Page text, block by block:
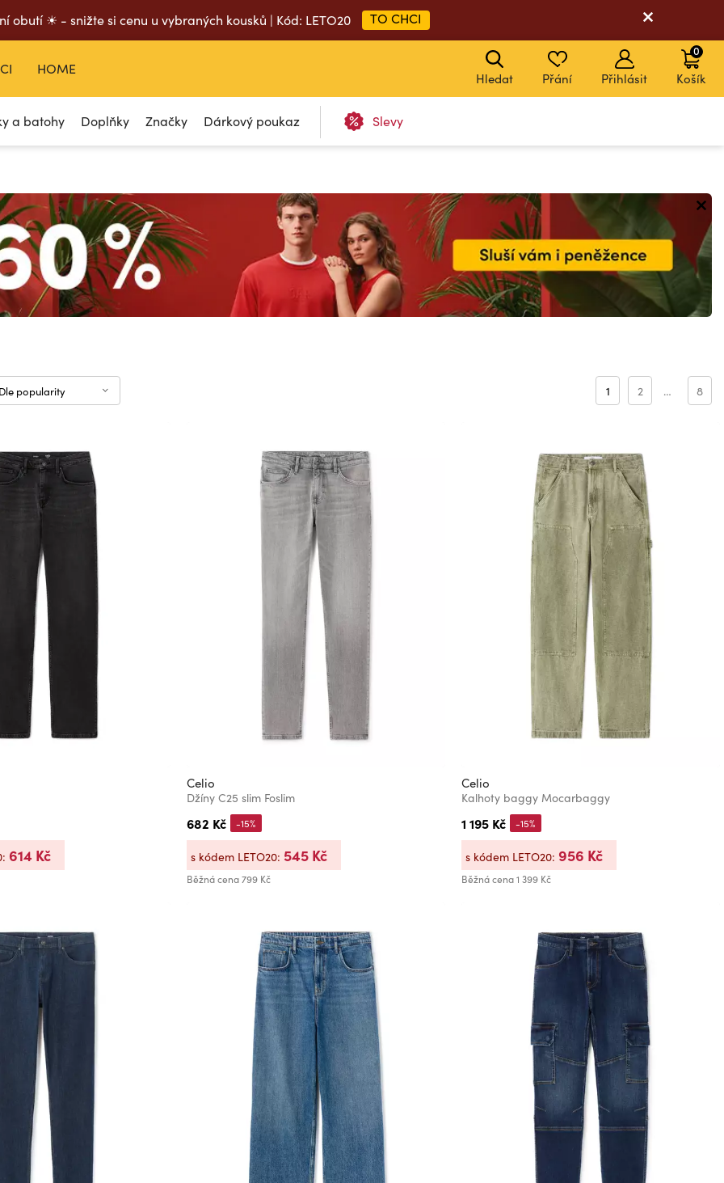
obutí ☀ - snižte si cenu u vybraných kousků | Kód: LETO20 TO CHCI
a batohy Doplňky Značky Dárkový poukaz Slevy
HOME
Hledat Přání Přihlásit Košík
0
Dle popularity 1 2 … 8
614 Kč
Celio
Džíny C25 slim Foslim
682 Kč
Běžná cena 799 Kč
-15%
s kódem LETO20: 545 Kč
Celio
Kalhoty baggy Mocarbaggy
1 195 Kč
Běžná cena1 399 Kč
-15%
s kódem LETO20: 956 Kč